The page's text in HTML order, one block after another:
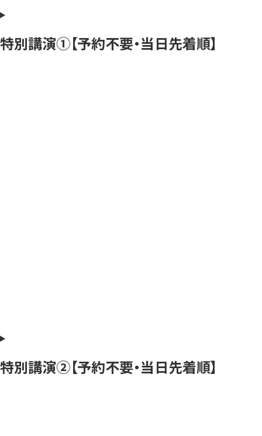
特別講演➀【予約不要・当日先着順】
特別講演②【予約不要・当日先着順】